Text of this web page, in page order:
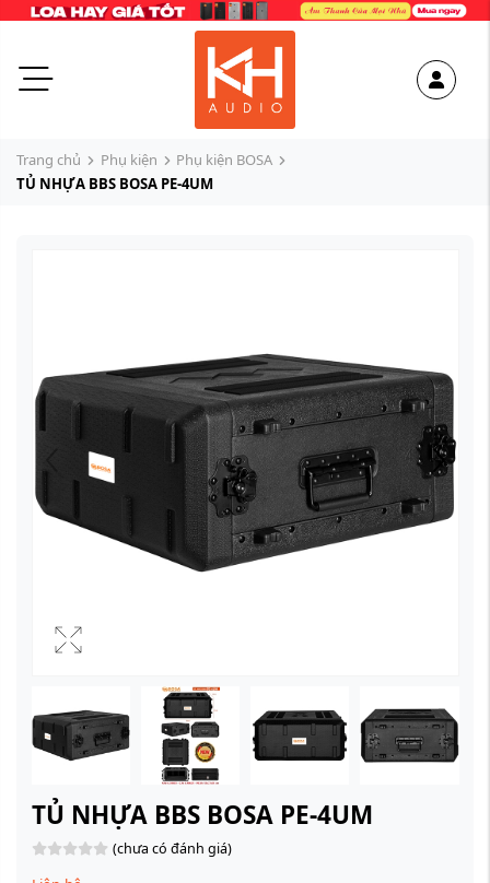
Trang chủ Phụ kiện
Phụ kiện BOSA
TỦ NHỰA BBS BOSA PE-4UM
TỦ NHỰA BBS BOSA PE-4UM
(chưa có đánh giá)